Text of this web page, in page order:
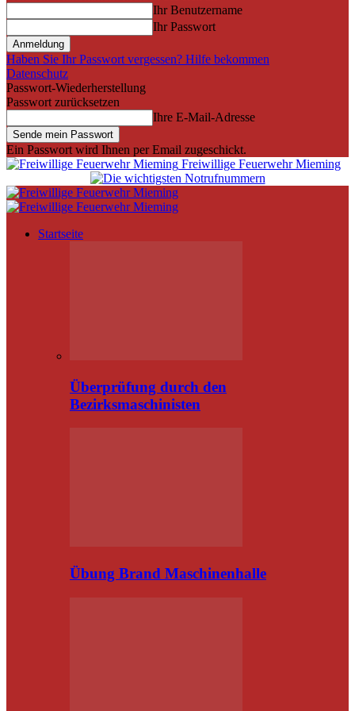
Ihr Benutzername
Ihr Passwort
Haben Sie Ihr Passwort vergessen? Hilfe bekommen
Datenschutz
Passwort-Wiederherstellung
Passwort zurücksetzen
Ihre E-Mail-Adresse
Ein Passwort wird Ihnen per Email zugeschickt.
Freiwillige Feuerwehr Mieming
Startseite
Überprüfung durch den
Bezirksmaschinisten
Übung Brand Maschinenhalle